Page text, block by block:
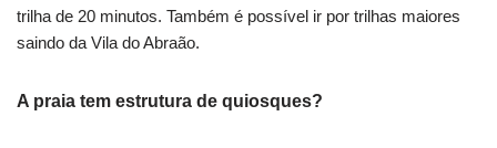
trilha de 20 minutos. Também é possível ir por trilhas maiores
saindo da Vila do Abraão.
A praia tem estrutura de quiosques?